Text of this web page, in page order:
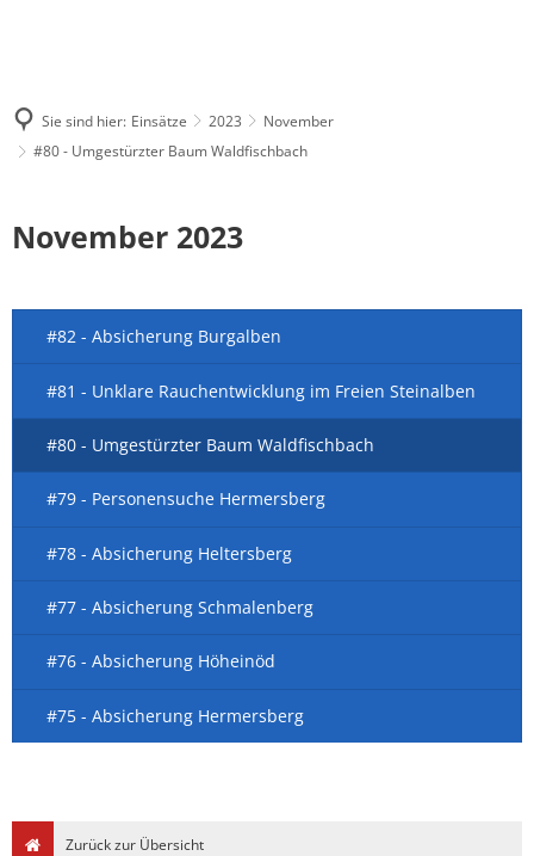
Sie sind hier: Einsätze 2023
November
#80 - Umgestürzter Baum Waldfischbach
November 2023
#82 - Absicherung Burgalben
#81 - Unklare Rauchentwicklung im Freien Steinalben
#80 - Umgestürzter Baum Waldfischbach
#79 - Personensuche Hermersberg
#78 - Absicherung Heltersberg
#77 - Absicherung Schmalenberg
#76 - Absicherung Höheinöd
#75 - Absicherung Hermersberg
Zurück zur Übersicht